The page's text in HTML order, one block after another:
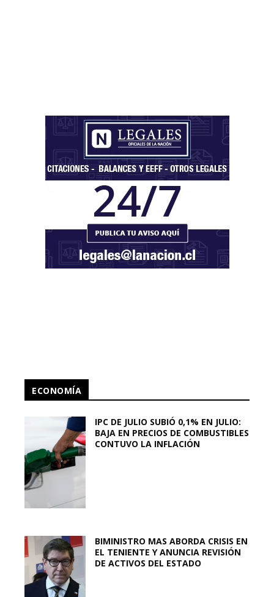
ECONOMÍA
IPC DE JULIO SUBIÓ 0,1% EN JULIO:
BAJA EN PRECIOS DE COMBUSTIBLES
CONTUVO LA INFLACIÓN
BIMINISTRO MAS ABORDA CRISIS EN
EL TENIENTE Y ANUNCIA REVISIÓN
DE ACTIVOS DEL ESTADO